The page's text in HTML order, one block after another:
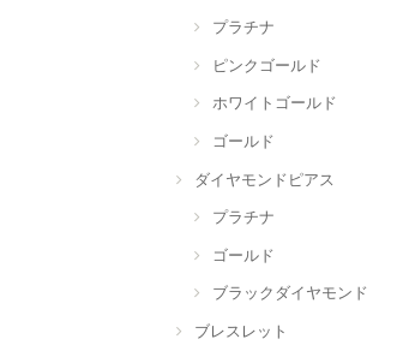
プラチナ
ピンクゴールド
ホワイトゴールド
ゴールド
ダイヤモンドピアス
プラチナ
ゴールド
ブラックダイヤモンド
ブレスレット